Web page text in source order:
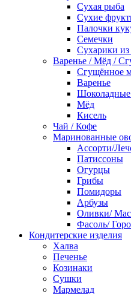
Сухая рыба
Сухие
Палочки
Семечки
Сухарики из
Варенье / Мёд /
Сгущённое
Варенье
Мёд
Кисель
Чай / Кофе
Маринованные
Ассорти/
Патиссоны
Огурцы
Грибы
Помидоры
Арбузы
Оливки/
Фасоль/
Кондитерские изделия
Халва
Печенье
Козинаки
Сушки
Мармелад